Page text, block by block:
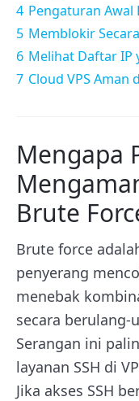
4 Pengaturan Awal
5 Memblokir
6 Melihat Daftar IP
7 Cloud VPS Aman
Mengapa
Brute
Brute force
penyerang
menebak
secara berulang-
Serangan ini
layanan SSH di
Jika akses SSH